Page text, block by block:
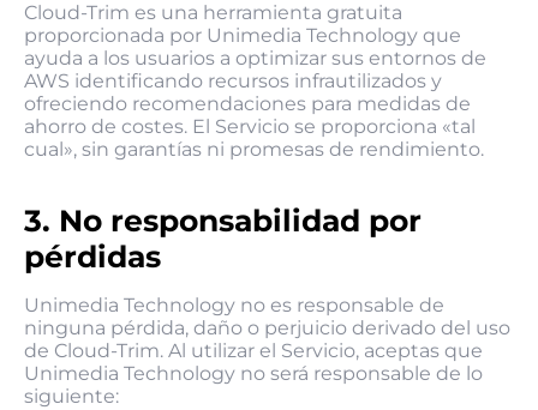
Cloud-Trim es una herramienta gratuita
proporcionada por Unimedia Technology que
ayuda a los usuarios a optimizar sus entornos de
AWS identificando recursos infrautilizados y
ofreciendo recomendaciones para medidas de
ahorro de costes. El Servicio se proporciona «tal
cual», sin garantías ni promesas de rendimiento.
3. No responsabilidad por
pérdidas
Unimedia Technology no es responsable de
ninguna pérdida, daño o perjuicio derivado del uso
de Cloud-Trim. Al utilizar el Servicio, aceptas que
Unimedia Technology no será responsable de lo
siguiente: